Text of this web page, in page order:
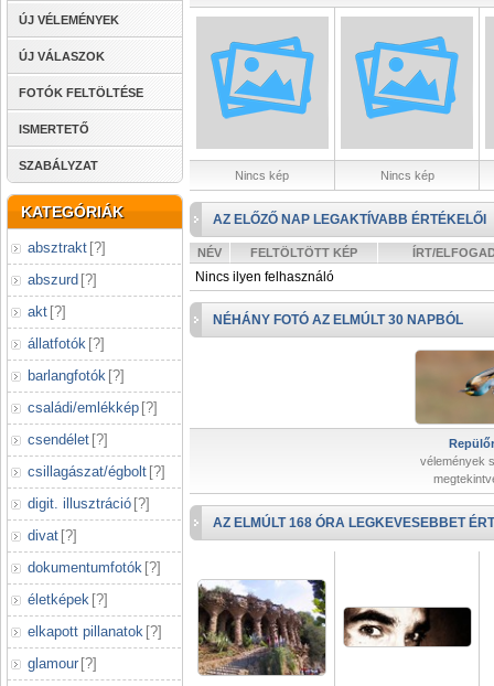
ÚJ VÉLEMÉNYEK
ÚJ VÁLASZOK
FOTÓK FELTÖLTÉSE
ISMERTETŐ
SZABÁLYZAT
KATEGÓRIÁK
absztrakt [?]
abszurd [?]
akt [?]
állatfotók [?]
barlangfotók [?]
családi/emlékkép [?]
csendélet [?]
csillagászat/égbolt [?]
digit. illusztráció [?]
divat [?]
dokumentumfotók [?]
életképek [?]
elkapott pillanatok [?]
glamour [?]
Nincs kép Nincs kép
AZ ELŐZŐ NAP LEGAKTÍVABB ÉRTÉKELŐI
NÉV FELTÖLTÖTT KÉP ÍRT/
Nincs ilyen felhasználó
NÉHÁNY FOTÓ AZ ELMÚLT 30 NAPBÓL
vélemények
AZ ELMÚLT 168 ÓRA LEGKEVESEBBET